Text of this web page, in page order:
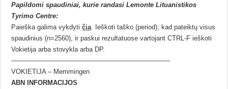
Papildomi spaudiniai, kurie randasi Lemonte Lituanistikos
Tyrimo Centre:
Paieška galima vykdytičia . Ieškoti taško (period), kad pateiktų visus
spaudinius (n=2560), ir paskui rezultatuose vartojant CTRL-F ieškoti
Vokietija arba stovykla arba DP.
————————————————————————
VOKIETIJA – Memmingen
ABN INFORMACIJOS